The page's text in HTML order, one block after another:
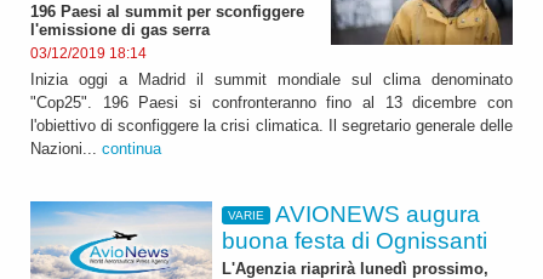
196 Paesi al summit per sconfiggere
l'emissione di gas serra
03/12/2019 18:14
Inizia oggi a Madrid il summit mondiale sul clima denominato
"Cop25". 196 Paesi si confronteranno fino al 13 dicembre con
l'obiettivo di sconfiggere la crisi climatica. Il segretario generale delle
Nazioni... continua
VARIE
AVIONEWS augura
buona festa di Ognissanti
L'Agenzia riaprirà lunedì prossimo,